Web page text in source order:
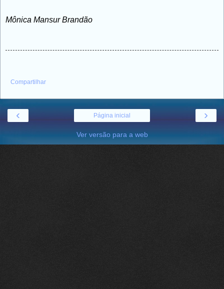
Mônica Mansur Brandão
Compartilhar
‹ ›
Página inicial
Ver versão para a web